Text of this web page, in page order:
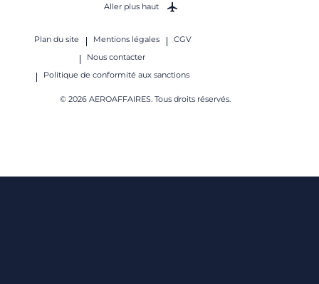
Plan du site Mentions légales
CGV
Nous contacter
Politique de conformité aux sanctions
© 2026 AEROAFFAIRES. Tous droits réservés.
Aller plus haut